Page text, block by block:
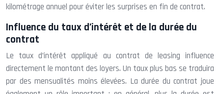
kilométrage annuel pour éviter les surprises en fin de contrat.
Influence du taux d’intérêt et de la durée du
contrat
Le taux d’intérêt appliqué au contrat de leasing influence
directement le montant des loyers. Un taux plus bas se traduira
par des mensualités moins élevées. La durée du contrat joue